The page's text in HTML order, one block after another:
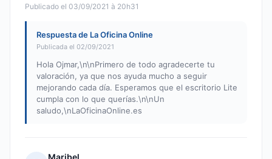
Publicado el 03/09/2021 à 20h31
Respuesta de La Oficina Online
Publicada el 02/09/2021
Hola Ojmar,\n\nPrimero de todo agradecerte tu
valoración, ya que nos ayuda mucho a seguir
mejorando cada día. Esperamos que el escritorio Lite
cumpla con lo que querías.\n\nUn
saludo,\nLaOficinaOnline.es